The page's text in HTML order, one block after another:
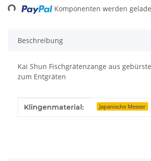
Komponenten werden
Beschreibung
Kai Shun Fischgrätenzange aus
zum Entgräten
Produkteigenschaft
Wert
Klingenmaterial: Japanische Messer